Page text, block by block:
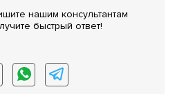
нашим консультантам
быстрый ответ!